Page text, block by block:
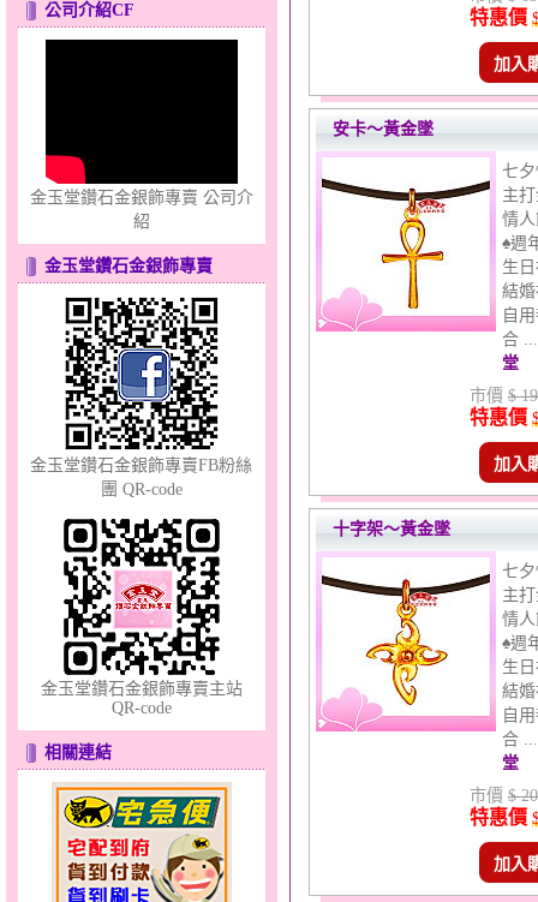
甜心女孩～金銀鋼女套鍊
夢想幸福～男黃金戒指
幸福洋溢～金銀鋼套鍊
公司介紹CF
金玉堂鑽石金銀飾專賣 公司介
紹
金玉堂鑽石金銀飾專賣
金玉堂鑽石金銀飾專賣FB粉絲
團 QR-code
金玉堂鑽石金銀飾專賣主站
QR-code
相關連結
特惠價
加入
安卡～黃金墜
七
主
情
♠週
生
結
自
合
堂
市價 $
特惠價
加入
十字架～黃金墜
七
主
情
♠週
生
結
自
合
堂
市價 $
特惠價
加入